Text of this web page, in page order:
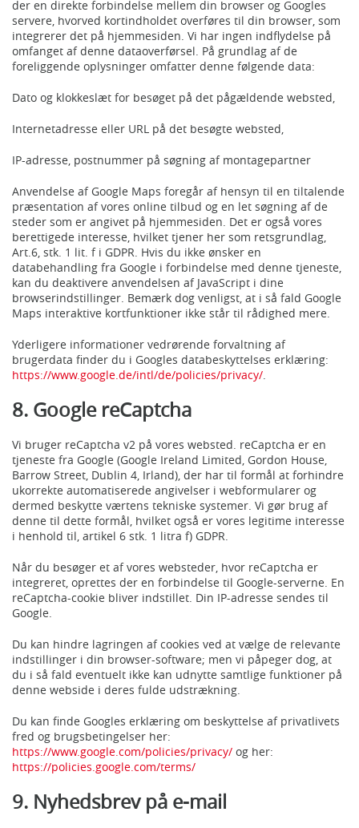
der en direkte forbindelse mellem din browser og Googles
servere, hvorved kortindholdet overføres til din browser, som
integrerer det på hjemmesiden. Vi har ingen indflydelse på
omfanget af denne dataoverførsel. På grundlag af de
foreliggende oplysninger omfatter denne følgende data:
Dato og klokkeslæt for besøget på det pågældende websted,
Internetadresse eller URL på det besøgte websted,
IP-adresse, postnummer på søgning af montagepartner
Anvendelse af Google Maps foregår af hensyn til en tiltalende
præsentation af vores online tilbud og en let søgning af de
steder som er angivet på hjemmesiden. Det er også vores
berettigede interesse, hvilket tjener her som retsgrundlag,
Art.6, stk. 1 lit. f i GDPR. Hvis du ikke ønsker en
databehandling fra Google i forbindelse med denne tjeneste,
kan du deaktivere anvendelsen af JavaScript i dine
browserindstillinger. Bemærk dog venligst, at i så fald Google
Maps interaktive kortfunktioner ikke står til rådighed mere.
Yderligere informationer vedrørende forvaltning af
brugerdata finder du i Googles databeskyttelses erklæring:
https://www.google.de/intl/de/policies/privacy/.
8. Google reCaptcha
Vi bruger reCaptcha v2 på vores websted. reCaptcha er en
tjeneste fra Google (Google Ireland Limited, Gordon House,
Barrow Street, Dublin 4, Irland), der har til formål at forhindre
ukorrekte automatiserede angivelser i webformularer og
dermed beskytte værtens tekniske systemer. Vi gør brug af
denne til dette formål, hvilket også er vores legitime interesse
i henhold til, artikel 6 stk. 1 litra f) GDPR.
Når du besøger et af vores websteder, hvor reCaptcha er
integreret, oprettes der en forbindelse til Google-serverne. En
reCaptcha-cookie bliver indstillet. Din IP-adresse sendes til
Google.
Du kan hindre lagringen af cookies ved at vælge de relevante
indstillinger i din browser-software; men vi påpeger dog, at
du i så fald eventuelt ikke kan udnytte samtlige funktioner på
denne webside i deres fulde udstrækning.
Du kan finde Googles erklæring om beskyttelse af privatlivets
fred og brugsbetingelser her:
https://www.google.com/policies/privacy/ og her:
https://policies.google.com/terms/
9. Nyhedsbrev på e-mail